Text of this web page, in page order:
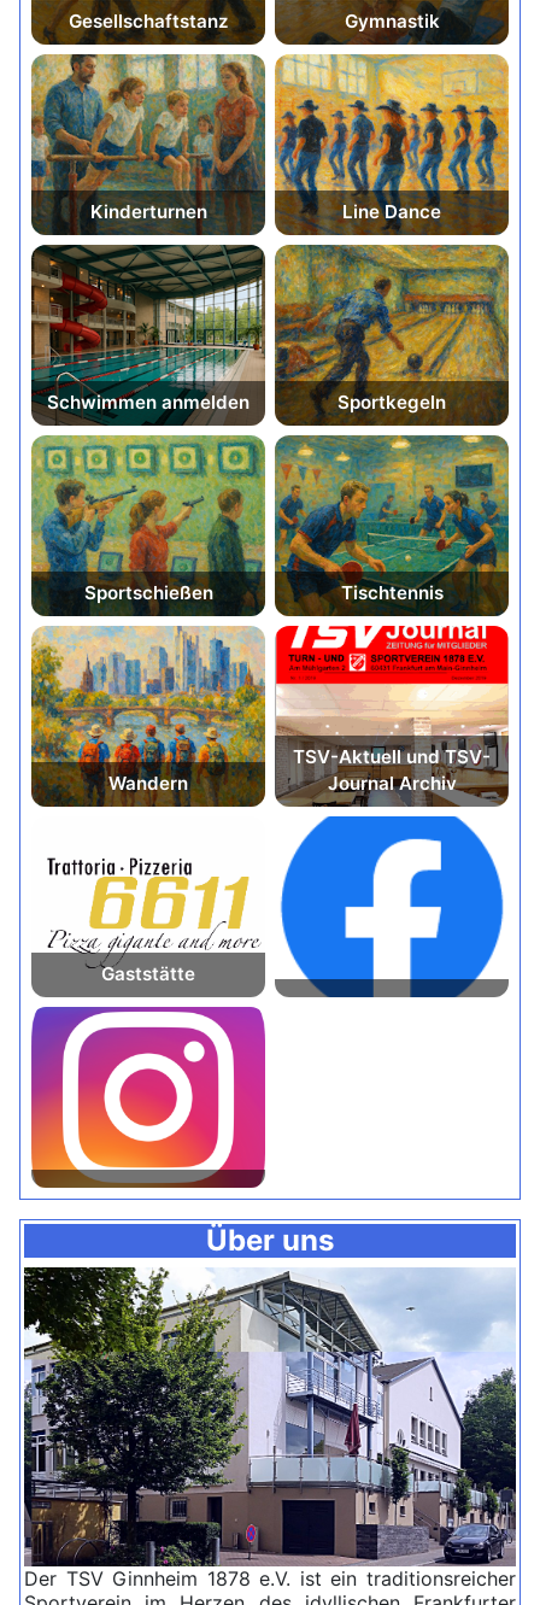
Gesell­schafts­­­­­tanz Gymnastik
Kinderturnen Line Dance
Schwim­men anmelden Sport­kegeln
Sport­schießen Tisch­tennis
Wandern
TSV-Aktuell und TSV-
Journal Archiv
Gaststätte
Über uns
Der TSV Ginnheim 1878 e.V. ist ein traditionsreicher